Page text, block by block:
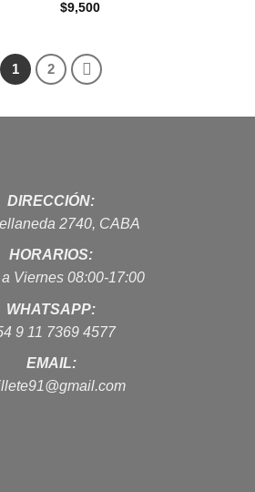
$9,500
1 2
DIRECCIÓN:
2740, CABA
HORARIOS:
Viernes 08:00-17:00
WHATSAPP:
9 11 7369 4577
EMAIL: